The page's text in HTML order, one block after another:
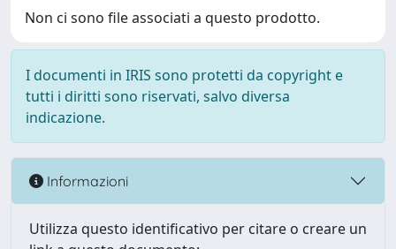
Non ci sono file associati a questo prodotto.
I documenti in IRIS sono protetti da copyright e
tutti i diritti sono riservati, salvo diversa
indicazione.
Informazioni
Utilizza questo identificativo per citare o creare un